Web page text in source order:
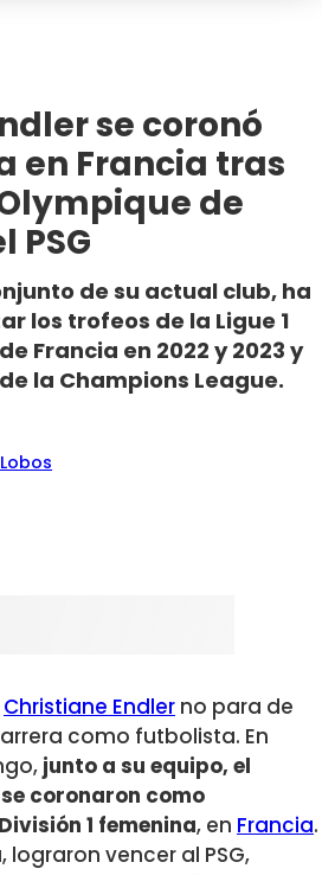
se coronó
en Francia tras
de
PSG
de su actual club, ha
los trofeos de la Ligue 1
Francia en 2022 y 2023 y
la Champions League.
Christiane Endler no para de
como futbolista. En
junto a su equipo, el
coronaron como
1 femenina, en Francia.
vencer al PSG,